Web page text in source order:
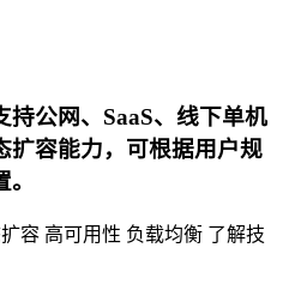
公网、SaaS、线下单机
扩容能力，可根据用户规
容 高可用性 负载均衡 了解技